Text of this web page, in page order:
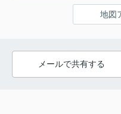
地図
メールで共有する